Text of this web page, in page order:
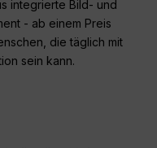
integrierte Bild- und
- ab einem Preis
die täglich mit
sein kann.